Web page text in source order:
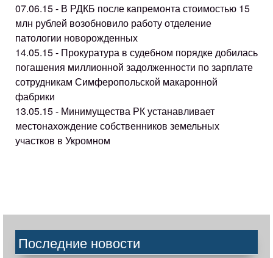
07.06.15 - В РДКБ после капремонта стоимостью 15
млн рублей возобновило работу отделение
патологии новорожденных
14.05.15 - Прокуратура в судебном порядке добилась
погашения миллионной задолженности по зарплате
сотрудникам Симферопольской макаронной
фабрики
13.05.15 - Минимущества РК устанавливает
местонахождение собственников земельных
участков в Укромном
Последние новости